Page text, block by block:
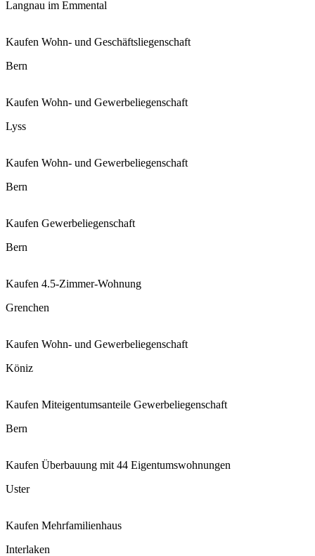
Langnau im Emmental
Kaufen Wohn- und Geschäftsliegenschaft
Bern
Kaufen Wohn- und Gewerbeliegenschaft
Lyss
Kaufen Wohn- und Gewerbeliegenschaft
Bern
Kaufen Gewerbeliegenschaft
Bern
Kaufen 4.5-Zimmer-Wohnung
Grenchen
Kaufen Wohn- und Gewerbeliegenschaft
Köniz
Kaufen Miteigentumsanteile Gewerbeliegenschaft
Bern
Kaufen Überbauung mit 44 Eigentumswohnungen
Uster
Kaufen Mehrfamilienhaus
Interlaken